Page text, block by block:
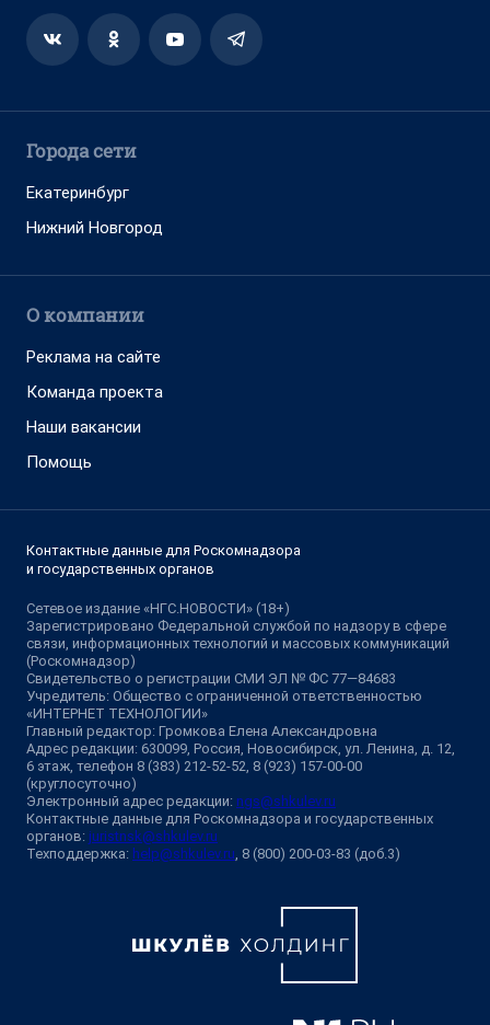
Города сети
Екатеринбург
Нижний Новгород
О компании
Реклама на сайте
Команда проекта
Наши вакансии
Помощь
Контактные данные для Роскомнадзора
и государственных органов
Сетевое издание «НГС.НОВОСТИ» (18+)
Зарегистрировано Федеральной службой по надзору в сфере
связи, информационных технологий и массовых коммуникаций
(Роскомнадзор)
Свидетельство о регистрации СМИ ЭЛ № ФС 77—84683
Учредитель: Общество с ограниченной ответственностью
«ИНТЕРНЕТ ТЕХНОЛОГИИ»
Главный редактор: Громкова Елена Александровна
Адрес редакции: 630099, Россия, Новосибирск, ул. Ленина, д. 12,
6 этаж, телефон 8 (383) 212-52-52, 8 (923) 157-00-00
(круглосуточно)
Электронный адрес редакции: ngs@shkulev.ru
Контактные данные для Роскомнадзора и государственных
органов: juristnsk@shkulev.ru
Техподдержка: help@shkulev.ru, 8 (800) 200-03-83 (доб.3)